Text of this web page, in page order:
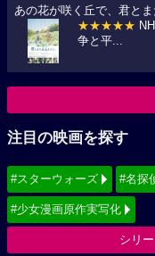
あの花が咲く丘で、君とま
★★★★★
争と平...
注目の映画を探す
#スターウォーズ #名探
#少女漫画原作実写化
シリ